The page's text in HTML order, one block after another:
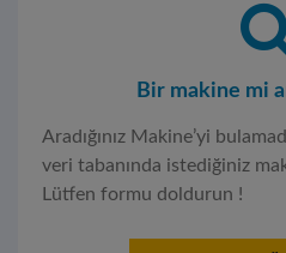
Bir makine mi
Aradığınız Makine’yi
veri tabanında istediğiniz
Lütfen formu doldurun !